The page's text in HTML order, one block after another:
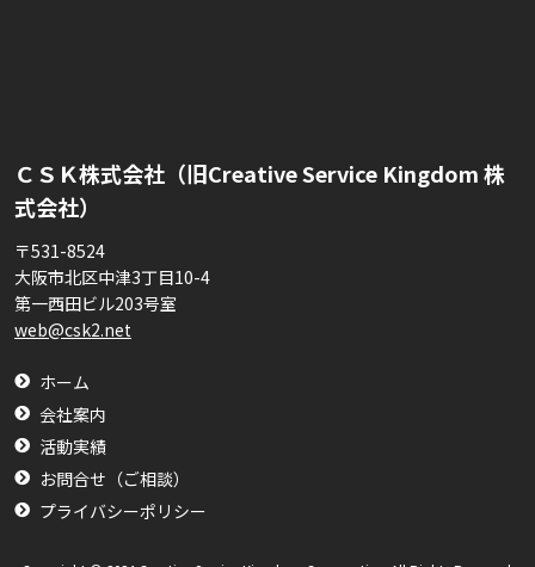
ＣＳＫ株式会社（旧Creative Service Kingdom 株
式会社）
〒531-8524
大阪市北区中津3丁目10-4
第一西田ビル203号室
web@csk2.net
ホーム
会社案内
活動実績
お問合せ（ご相談）
プライバシーポリシー